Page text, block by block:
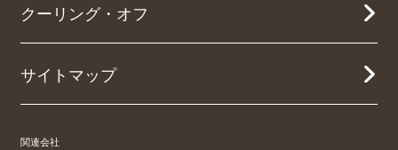
クーリング・オフ
サイトマップ
関連会社